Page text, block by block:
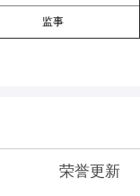
监事
荣誉更新